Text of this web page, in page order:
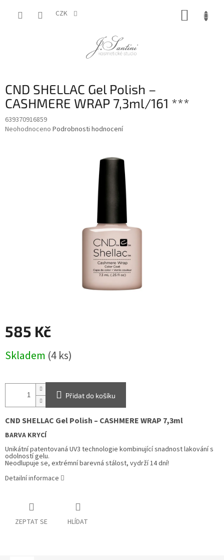
CZK
CND SHELLAC Gel Polish –
CASHMERE WRAP 7,3ml/161 ***
639370916859
Průměrné
Neohodnoceno Podrobnosti hodnocení
585 Kč
cena:
Skladem (4 ks)
Přidat do košíku
CNDSHELLAC Gel Polish – CASHMERE WRAP 7,3ml
BARVA KRYCÍ
Unikátní patentovaná UV3 technologie kombinující snadnost lakování s
odolností gelu.
Neodlupuje se, extrémní barevná stálost, vydrží 14 dní!
Detailní informace
ZEPTAT SE HLÍDAT